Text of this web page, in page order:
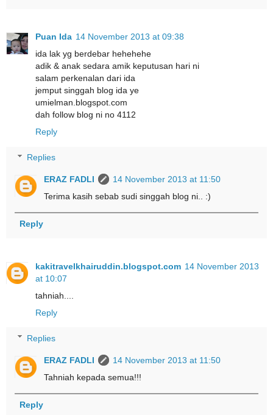
Puan Ida 14 November 2013 at 09:38
ida lak yg berdebar hehehehe
adik & anak sedara amik keputusan hari ni
salam perkenalan dari ida
jemput singgah blog ida ye
umielman.blogspot.com
dah follow blog ni no 4112
Reply
Replies
ERAZ FADLI
14 November 2013 at 11:50
Terima kasih sebab sudi singgah blog ni.. :)
Reply
kakitravelkhairuddin.blogspot.com 14 November 2013
at 10:07
tahniah....
Reply
Replies
ERAZ FADLI
14 November 2013 at 11:50
Tahniah kepada semua!!!
Reply